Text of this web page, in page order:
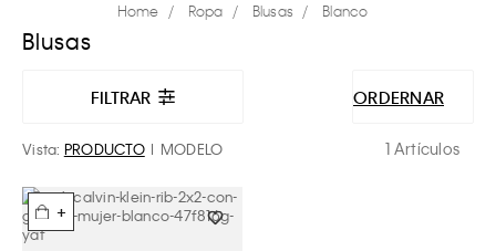
Ropa Blusas Blanco
Blusas
FILTRAR ORDERNAR
Vista: PRODUCTO MODELO 1 Artículos
+